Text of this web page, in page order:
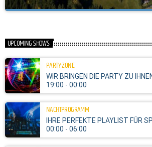
Good Vibes und viel Abwechslung am Wochenende!
UPCOMING SHOWS
PARTY-ZONE
WIR BRINGEN DIE PARTY ZU
19:00 - 00:00
NACHTPROGRAMM
IHRE PERFEKTE PLAYLIST FÜR
00:00 - 06:00